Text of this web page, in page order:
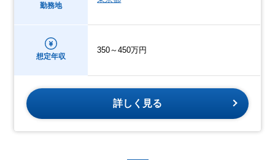
勤務地
想定年収
350～450万円
詳しく見る